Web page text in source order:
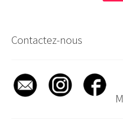
Contactez-nous